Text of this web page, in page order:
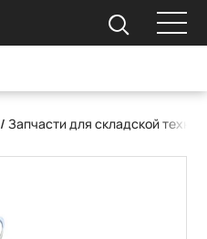
/Запчасти для складской